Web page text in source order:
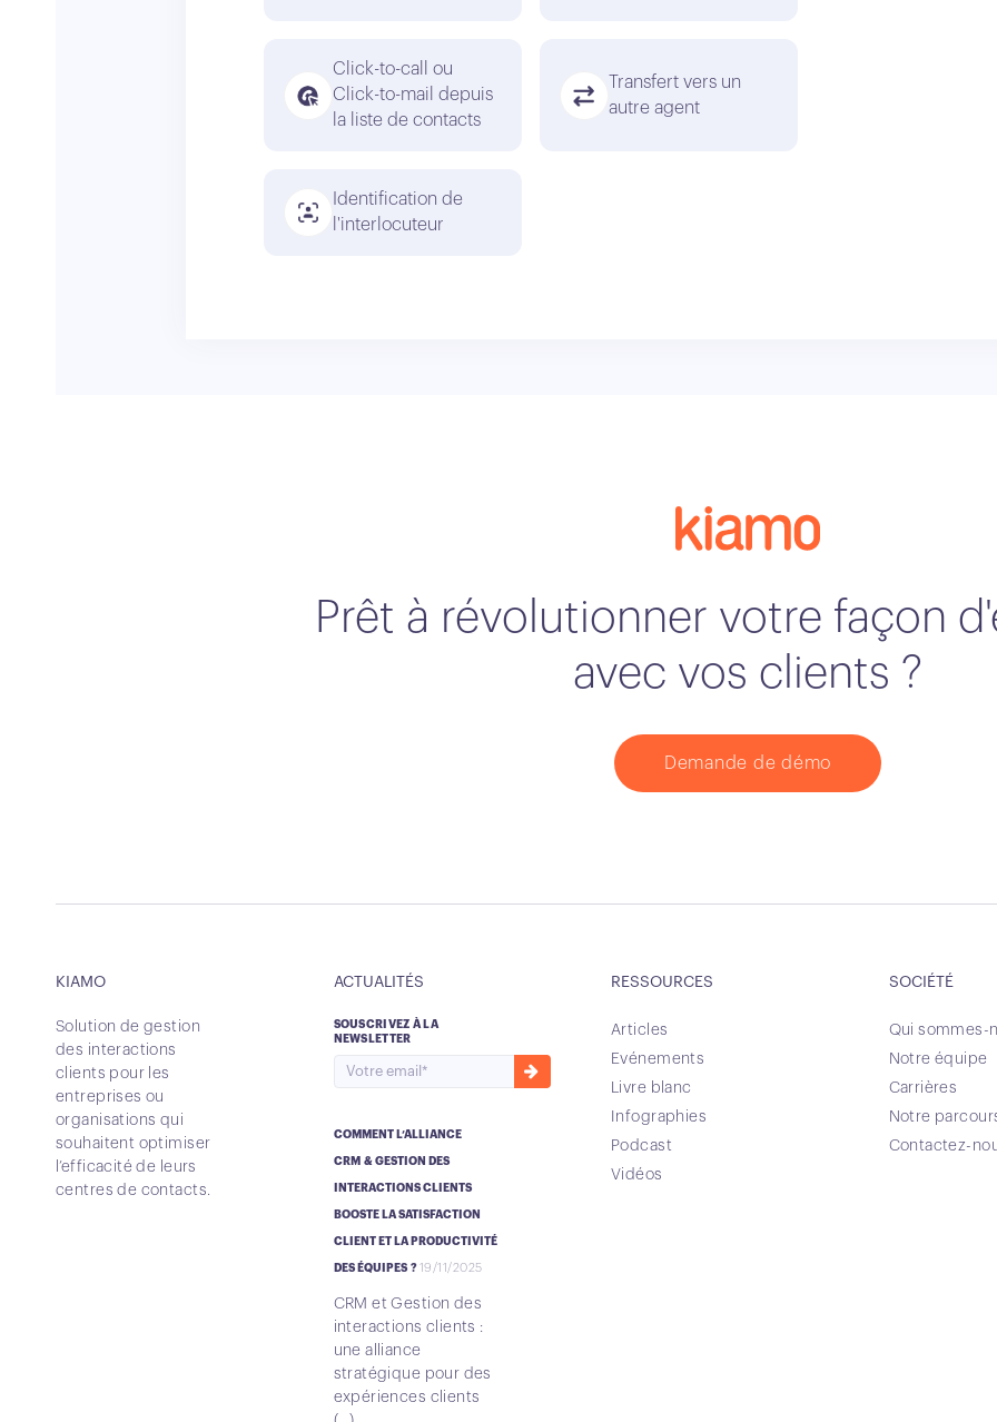
Click-to-call ou
Click-to-mail depuis
la liste de contacts
Transfert vers un
autre agent
Identification de
l'interlocuteur
Prêt à révolutionner votre façon
avec vos clients ?
Demande de démo
KIAMO
Solution de gestion
des interactions
clients pour les
entreprises ou
organisations qui
souhaitent optimiser
l’efficacité de leurs
centres de contacts.
ACTUALITÉS
SOUSCRIVEZ À LA
NEWSLETTER
COMMENT L’ALLIANCE
CRM & GESTION DES
INTERACTIONS CLIENTS
BOOSTE LA SATISFACTION
CLIENT ET LA PRODUCTIVITÉ
DES ÉQUIPES ? 19/11/2025
CRM et Gestion des
interactions clients :
une alliance
stratégique pour des
expériences clients
RESSOURCES
Articles
Evénements
Livre blanc
Infographies
Podcast
Vidéos
SOCIÉTÉ
Qui sommes-
Notre équipe
Carrières
Notre
Contactez-